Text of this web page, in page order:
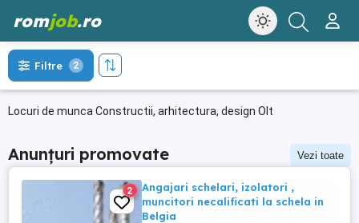
romjob.ro
Locuri de munca Constructii, arhitectura, design Olt
Filtre 2
Anunțuri promovate Vezi toate
2
Angajari schelari, izolatori ,
muncitori necalificati la schela in
Belgia